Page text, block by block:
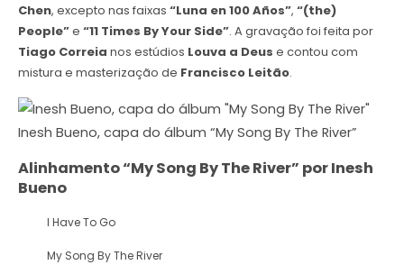
Chen, excepto nas faixas “Luna en 100 Años”, “(the)
People”e “11 Times By Your Side”. A gravação foi feita por
Tiago Correia nos estúdios Louva a Deus e contou com
mistura e masterização de Francisco Leitão.
Inesh Bueno, capa do álbum “My Song By The River”
Alinhamento “My Song By The River” por Inesh
Bueno
I Have To Go
My Song By The River